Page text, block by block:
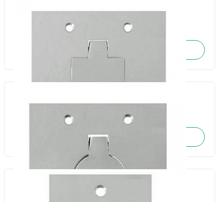
Placa piso Inox leve unha simples quadrada 4x4-Olivo
Cód.: 4058
SOLICITE O ORÇAMENTO
Cód.: 4056
SOLICITE O ORÇAMENTO
Placa piso Inox leve unha simples redonda 4x2-Olivo